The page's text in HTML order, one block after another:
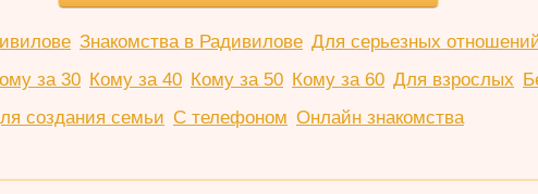
Знакомства в Радивилове Для серьезных
за 30 Кому за 40 Кому за 50 Кому за 60 Для взрослых
создания семьи С телефоном Онлайн знакомства